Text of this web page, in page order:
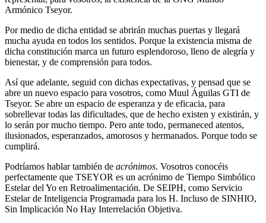
Armónico Tseyor.
Por medio de dicha entidad se abrirán muchas puertas y llegará
mucha ayuda en todos los sentidos. Porque la existencia misma de
dicha constitución marca un futuro esplendoroso, lleno de alegría y
bienestar, y de comprensión para todos.
Así que adelante, seguid con dichas expectativas, y pensad que se
abre un nuevo espacio para vosotros, como Muul Águilas GTI de
Tseyor. Se abre un espacio de esperanza y de eficacia, para
sobrellevar todas las dificultades, que de hecho existen y existirán, y
lo serán por mucho tiempo. Pero ante todo, permaneced atentos,
ilusionados, esperanzados, amorosos y hermanados. Porque todo se
cumplirá.
Podríamos hablar también de acrónimos. Vosotros conocéis
perfectamente que TSEYOR es un acrónimo de Tiempo Simbólico
Estelar del Yo en Retroalimentación. De SEIPH, como Servicio
Estelar de Inteligencia Programada para los H. Incluso de SINHIO,
Sin Implicación No Hay Interrelación Objetiva.